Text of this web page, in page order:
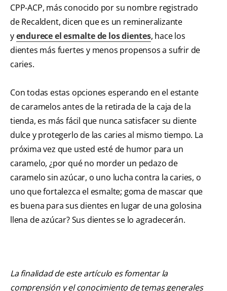
CPP-ACP, más conocido por su nombre registrado
de Recaldent, dicen que es un remineralizante
yendurece el esmalte de los dientes, hace los
dientes más fuertes y menos propensos a sufrir de
caries.
Con todas estas opciones esperando en el estante
de caramelos antes de la retirada de la caja de la
tienda, es más fácil que nunca satisfacer su diente
dulce y protegerlo de las caries al mismo tiempo. La
próxima vez que usted esté de humor para un
caramelo, ¿por qué no morder un pedazo de
caramelo sin azúcar, o uno lucha contra la caries, o
uno que fortalezca el esmalte; goma de mascar que
es buena para sus dientes en lugar de una golosina
llena de azúcar? Sus dientes se lo agradecerán.
La finalidad de este artículo es fomentar la
comprensión y el conocimiento de temas generales